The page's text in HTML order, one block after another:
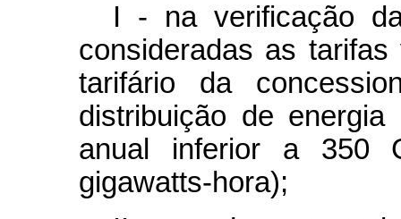
I - na verificação
consideradas as
tarifário da
distribuição de
anual inferior a 350
gigawatts-hora);